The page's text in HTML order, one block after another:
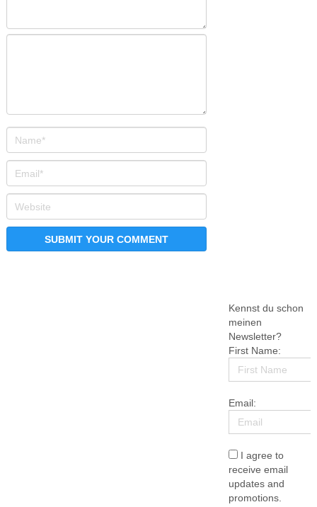
Kennst du schon
meinen
Newsletter?
First Name:
Email:
I agree to
receive email
updates and
promotions.